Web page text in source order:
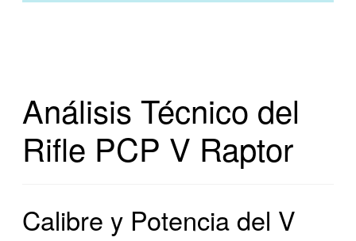
Análisis Técnico del
Rifle PCP V Raptor
Calibre y Potencia del V